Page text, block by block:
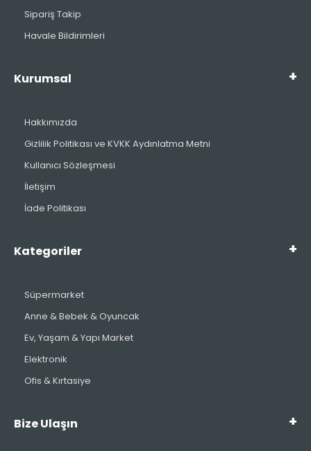
Sipariş Takip
Havale Bildirimleri
Kurumsal
Hakkımızda
Gizlilik Politikası ve KVKK Aydınlatma Metni
Kullanıcı Sözleşmesi
İletişim
İade Politikası
Kategoriler
Süpermarket
Anne & Bebek & Oyuncak
Ev, Yaşam & Yapı Market
Elektronik
Ofis & Kırtasiye
Bize Ulaşın